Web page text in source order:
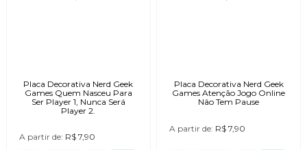
Placa Decorativa Nerd Geek
Games Quem Nasceu Para
Ser Player 1, Nunca Será
Player 2.
A partir de: R$ 7,90
Placa Decorativa Nerd Geek
Games Atenção Jogo Online
Nâo Tem Pause
A partir de: R$ 7,90